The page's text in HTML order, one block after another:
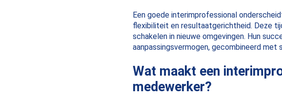
Een goede interimprofessional
flexibiliteit en resultaatgerichtheid. Deze
schakelen in nieuwe omgevingen. Hun
aanpassingsvermogen, gecombineerd
Wat maakt een
medewerker?